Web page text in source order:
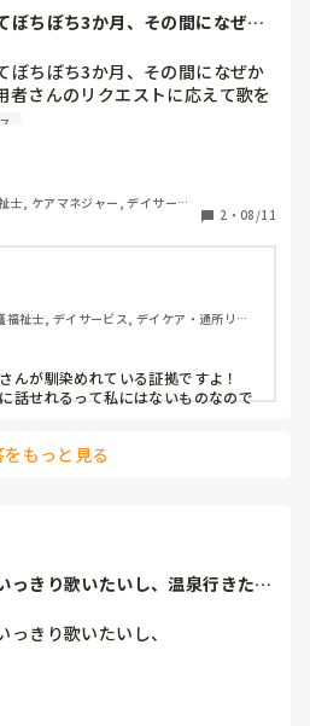
ぼちぼち3か月、その間になぜか
ぼちぼち3か月、その間になぜか
者さんのリクエストに応えて歌を
にか歌の上手いお兄さんと利用者
いてみたら30代と答える方もいま
すけど(o^^o)
な形であれ受け入れられてると思
す。これは介護福祉士になってか
とや母がボランティアで施設に慰
きいと思います。
士, ケアマネジャー, デイサービ
2 ・ 08/11
祉士, デイサービス, デイケア・通所リハ,
んが馴染めれている証拠ですよ！
話せれるって私にはないものなので
をもっと見る
っきり歌いたいし、温泉行きた
きり歌いたいし、
きたい……